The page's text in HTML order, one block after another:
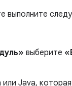
выполните
выберите
Java,